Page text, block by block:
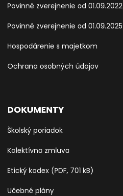
Povinné zverejnenie od 01.09.2022
Povinné zverejnenie od 01.09.2025
Hospodárenie s majetkom
Ochrana osobných údajov
DOKUMENTY
Školský poriadok
Kolektívna zmluva
Etický kodex (PDF, 701 kB)
Učebné plány